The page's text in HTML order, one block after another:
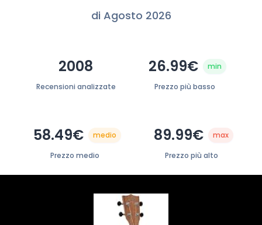
di Agosto 2026
2008
Recensioni analizzate
26.99€ min
Prezzo più basso
58.49€ medio
Prezzo medio
89.99€ max
Prezzo più alto